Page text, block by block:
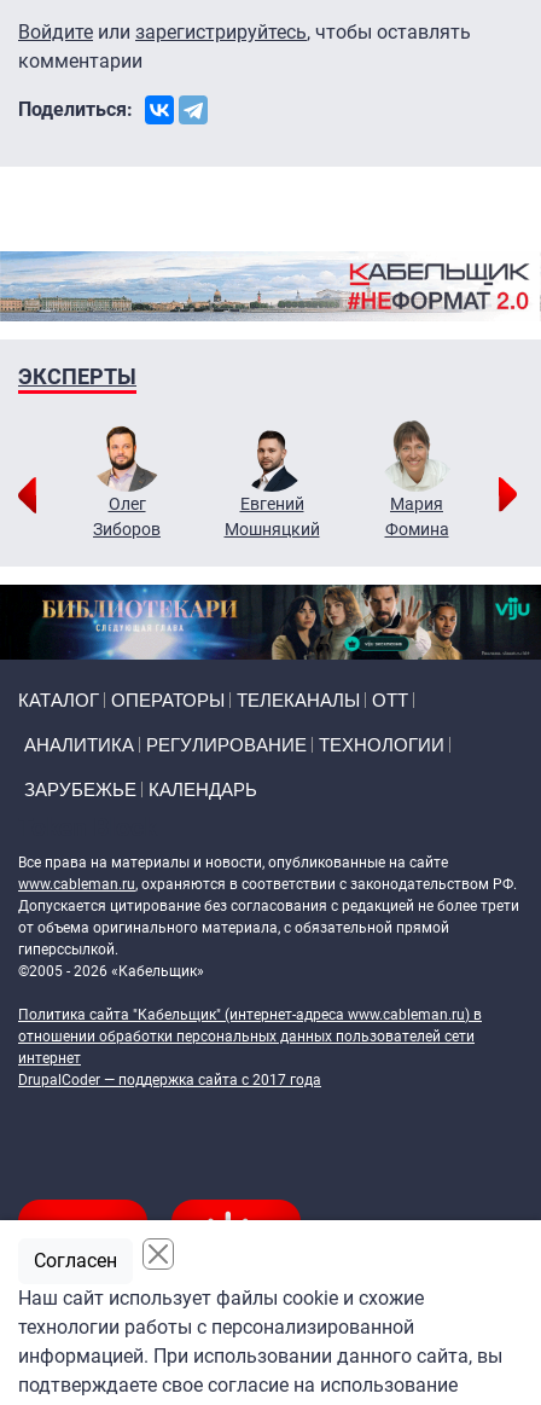
Войдите или зарегистрируйтесь, чтобы оставлять
комментарии
Поделиться:
ЭКСПЕРТЫ
Олег
Зиборов
Евгений
Мошняцкий
Мария
Фомина
КАТАЛОГ ОПЕРАТОРЫ ТЕЛЕКАНАЛЫ ОТТ
АНАЛИТИКА РЕГУЛИРОВАНИЕ ТЕХНОЛОГИИ
ЗАРУБЕЖЬЕ КАЛЕНДАРЬ
Все права на материалы и новости, опубликованные на сайте
www.cableman.ru, охраняются в соответствии с законодательством РФ.
Допускается цитирование без согласования с редакцией не более трети
от объема оригинального материала, с обязательной прямой
гиперссылкой.
©2005 - 2026 «Кабельщик»
Политика сайта "Кабельщик" (интернет-адреса www.cableman.ru) в
отношении обработки персональных данных пользователей сети
интернет
DrupalCoder — поддержка сайта c 2017 года
Подпишитесь
на ежедневную рассылку
Наш сайт использует файлы cookie и схожие
технологии работы с персонализированной
информацией. При использовании данного сайта, вы
подтверждаете свое согласие на использование
Согласен